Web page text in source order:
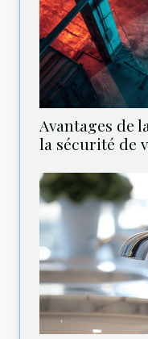
Avantages de
la sécurité de